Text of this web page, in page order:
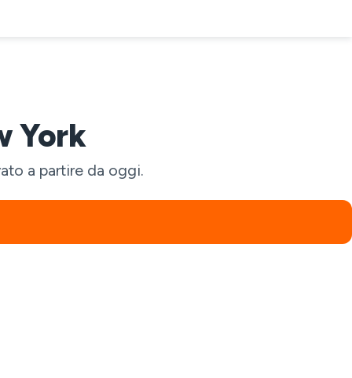
York
a partire da oggi.